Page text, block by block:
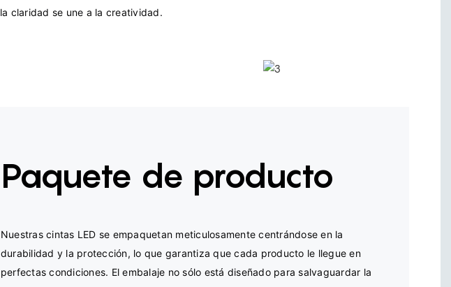
Paquete de producto
Nuestras cintas LED se empaquetan meticulosamente centrándose en la
durabilidad y la protección, lo que garantiza que cada producto le llegue en
perfectas condiciones. El embalaje no sólo está diseñado para salvaguardar la